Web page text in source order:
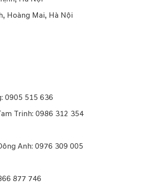
Hoàng Mai, Hà Nội
0905 515 636
Trinh: 0986 312 354
Anh: 0976 309 005
877 746